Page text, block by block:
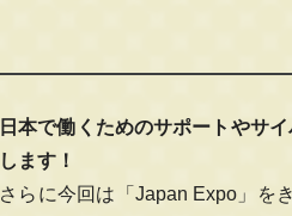
日本で働くためのサポートやサ
します！
さらに今回は「Japan Expo」を